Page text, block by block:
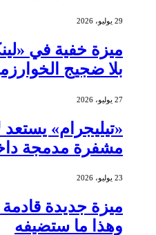
29 يوليو، 2026
ميزة خفية في
بلا ضجيج
27 يوليو، 2026
«تيليجرام»
مشفرة مدمجة
23 يوليو، 2026
ميزة جديدة
وهذا ما ستضيفه